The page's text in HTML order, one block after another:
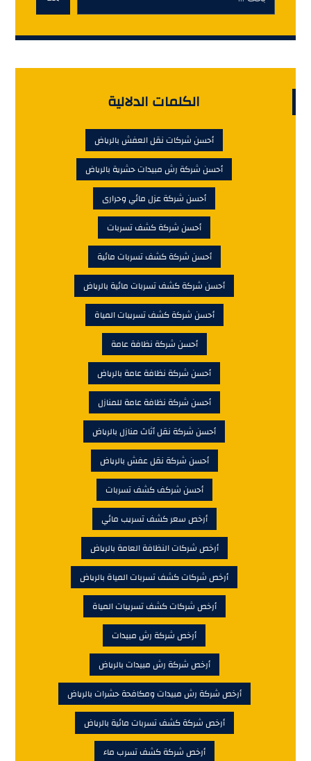
الكلمات الدلالية
أحسن شركات نقل العفش بالرياض
أحسن شركة رش مبيدات حشرية بالرياض
أحسن شركة عزل مائي وحرارى
أحسن شركة كشف تسربات
أحسن شركة كشف تسربات مائية
أحسن شركة كشف تسربات مائية بالرياض
أحسن شركة كشف تسريبات المياة
أحسن شركة نظافة عامة
أحسن شركة نظافة عامة بالرياض
أحسن شركة نظافة عامة للمنازل
أحسن شركة نقل أثاث منازل بالرياض
أحسن شركة نقل عفش بالرياض
أحسن شركف كشف تسربات
أرخص سعر كشف تسريب مائي
أرخص شركات النظافة العامة بالرياض
أرخص شركات كشف تسربات المياة بالرياض
أرخص شركات كشف تسريبات المياة
أرخص شركة رش مبيدات
أرخص شركة رش مبيدات بالرياض
أرخص شركة رش مبيدات ومكافحة حشرات بالرياض
أرخص شركة كشف تسربات مائية بالرياض
أرخص شركة كشف تسرب ماء